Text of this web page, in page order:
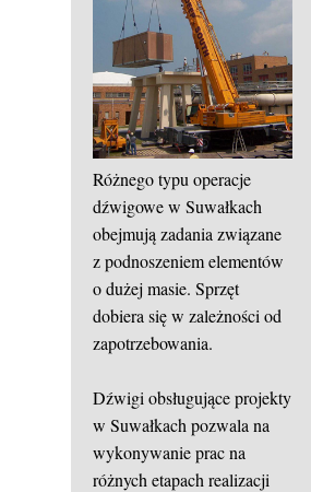
Różnego typu operacje
dźwigowe w Suwałkach
obejmują zadania związane
z podnoszeniem elementów
o dużej masie. Sprzęt
dobiera się w zależności od
zapotrzebowania.
Dźwigi obsługujące projekty
w Suwałkach pozwala na
wykonywanie prac na
różnych etapach realizacji